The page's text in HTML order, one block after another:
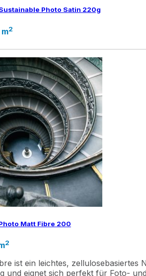
Photo Satin 220g
2
Matt Fibre 200
2
ist ein leichtes,
und eignet sich perfekt für Foto-